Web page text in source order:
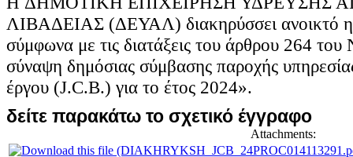
ΛΙΒΑΔΕΙΑΣ (ΔΕΥΑΛ) διακηρύσσει ανοικτό
σύμφωνα με τις διατάξεις του άρθρου 264
σύναψη δημόσιας σύμβασης παροχής
έργου (J.C.B.) για το έτος 2024».
δείτε παρακάτω το σχετικό έγγραφο
Attachments: